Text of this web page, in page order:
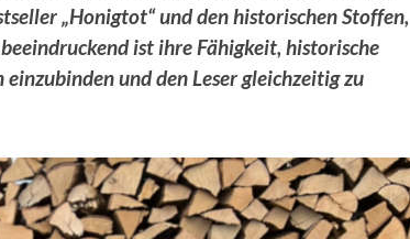
„Honigtot“ und den historischen Stoffen,
ist ihre Fähigkeit, historische
und den Leser gleichzeitig zu